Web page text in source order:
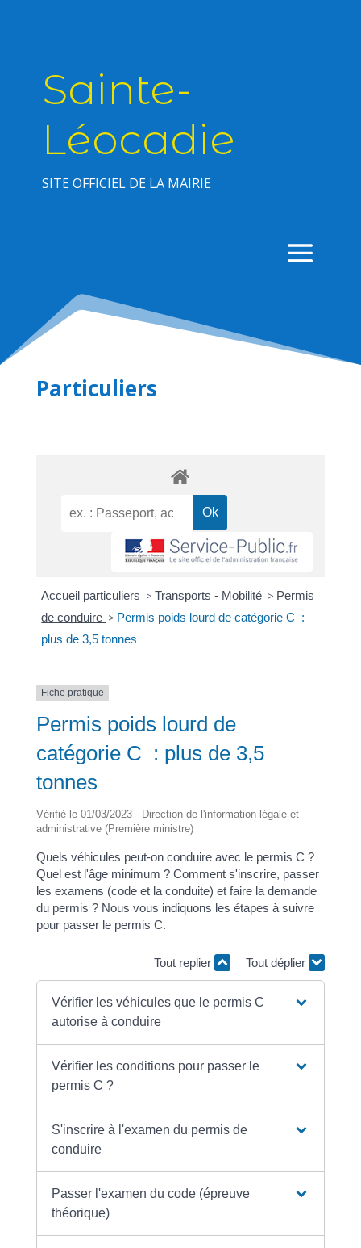
Sainte-
Léocadie
SITE OFFICIEL DE LA MAIRIE
Particuliers
Accueil particuliers > Transports - Mobilité > Permis
de conduire > Permis poids lourd de catégorie C :
plus de 3,5 tonnes
Fiche pratique
Permis poids lourd de
catégorie C : plus de 3,5
tonnes
Vérifié le 01/03/2023 - Direction de l'information légale et
administrative (Première ministre)
Quels véhicules peut-on conduire avec le permis C ?
Quel est l'âge minimum ? Comment s'inscrire, passer
les examens (code et la conduite) et faire la demande
du permis ? Nous vous indiquons les étapes à suivre
pour passer le permis C.
Tout replier Tout déplier
Vérifier les véhicules que le permis C
autorise à conduire
Vérifier les conditions pour passer le
permis C ?
S'inscrire à l'examen du permis de
conduire
Passer l'examen du code (épreuve
théorique)